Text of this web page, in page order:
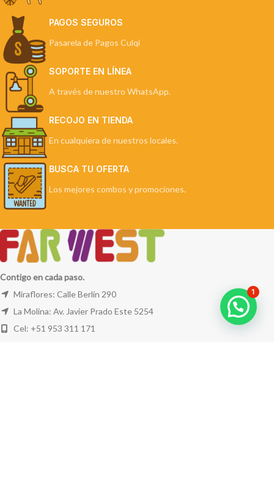
PAGOS SEGUROS
Pasarela de Pagos Culqi
SOPORTE EN LÍNEA
A través de nuestro WhatsApp.
RECOJO EN TIENDA
En cualquiera de nuestros locales.
BUSCA TU OFERTA
Los mejores combos y promociones.
Contigo en cada paso.
Miraflores: Calle Berlín 290
La Molina: Av. Javier Prado Este 5254
Cel: +51 953 311 171
1